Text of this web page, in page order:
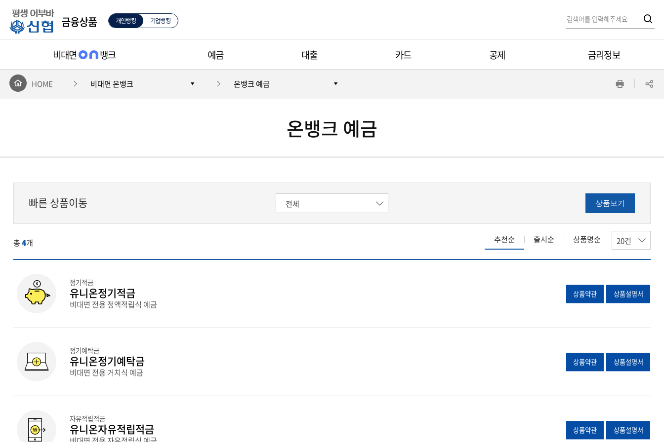
평
생
어
부
금융상품 개인뱅킹 기업뱅킹
비대면 뱅크 예금 대출 카드 공제 금리정보
검
색
합
검
검
HOME 비대면 온뱅크 온뱅크 예금 인
온뱅크 예금
빠른 상품이동 상품보기
총4개 추천순 출시순 상품명순
정기적금
유니온정기적금
비대면 전용 정액적립식 예금
상품약관 상품설명서
정기예탁금
유니온정기예탁금
비대면 전용 거치식 예금
상품약관 상품설명서
자유적립적금
유니온자유적립적금 상품약관 상품설명서